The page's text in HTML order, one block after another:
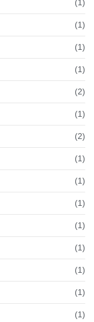
(1)
(1)
(1)
(1)
(2)
(1)
(2)
(1)
(1)
(1)
(1)
(1)
(1)
(1)
(1)